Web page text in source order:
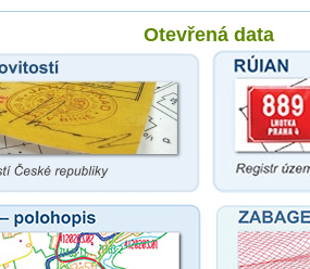
Otevřená data